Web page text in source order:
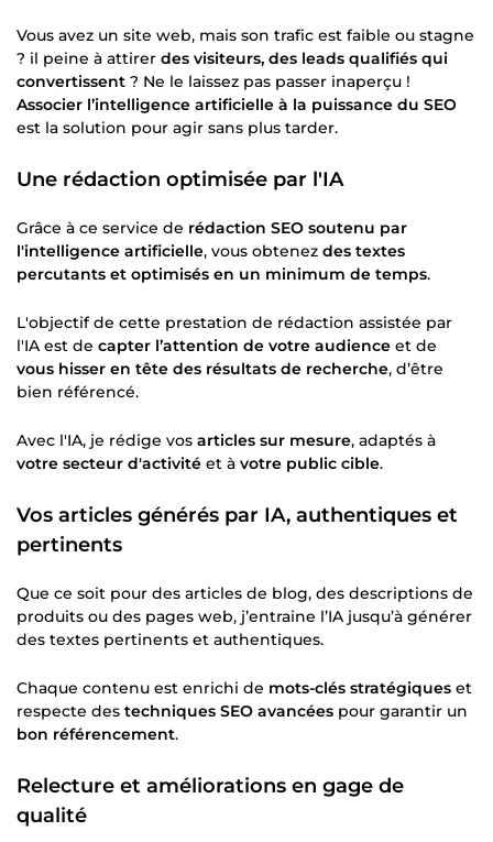
Vous avez un site web, mais son trafic est faible ou stagne
? il peine à attirer des visiteurs, des leads qualifiés qui
convertissent ? Ne le laissez pas passer inaperçu !
Associer l’intelligence artificielle à la puissance du SEO
est la solution pour agir sans plus tarder.
Une rédaction optimisée par l'IA
Grâce à ce service de rédaction SEO soutenu par
l'intelligence artificielle, vous obtenez des textes
percutants et optimisés en un minimum de temps.
L'objectif de cette prestation de rédaction assistée par
l'IA est de capter l’attention de votre audience et de
vous hisser en tête des résultats de recherche, d’être
bien référencé.
Avec l'IA, je rédige vos articles sur mesure, adaptés à
votre secteur d'activité et à votre public cible.
Vos articles générés par IA, authentiques et
pertinents
Que ce soit pour des articles de blog, des descriptions de
produits ou des pages web, j’entraine l’IA jusqu’à générer
des textes pertinents et authentiques.
Chaque contenu est enrichi de mots-clés stratégiques et
respecte des techniques SEO avancées pour garantir un
bon référencement.
Relecture et améliorations en gage de
qualité